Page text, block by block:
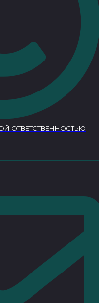
ОТВЕТСТВЕННОСТЬЮ